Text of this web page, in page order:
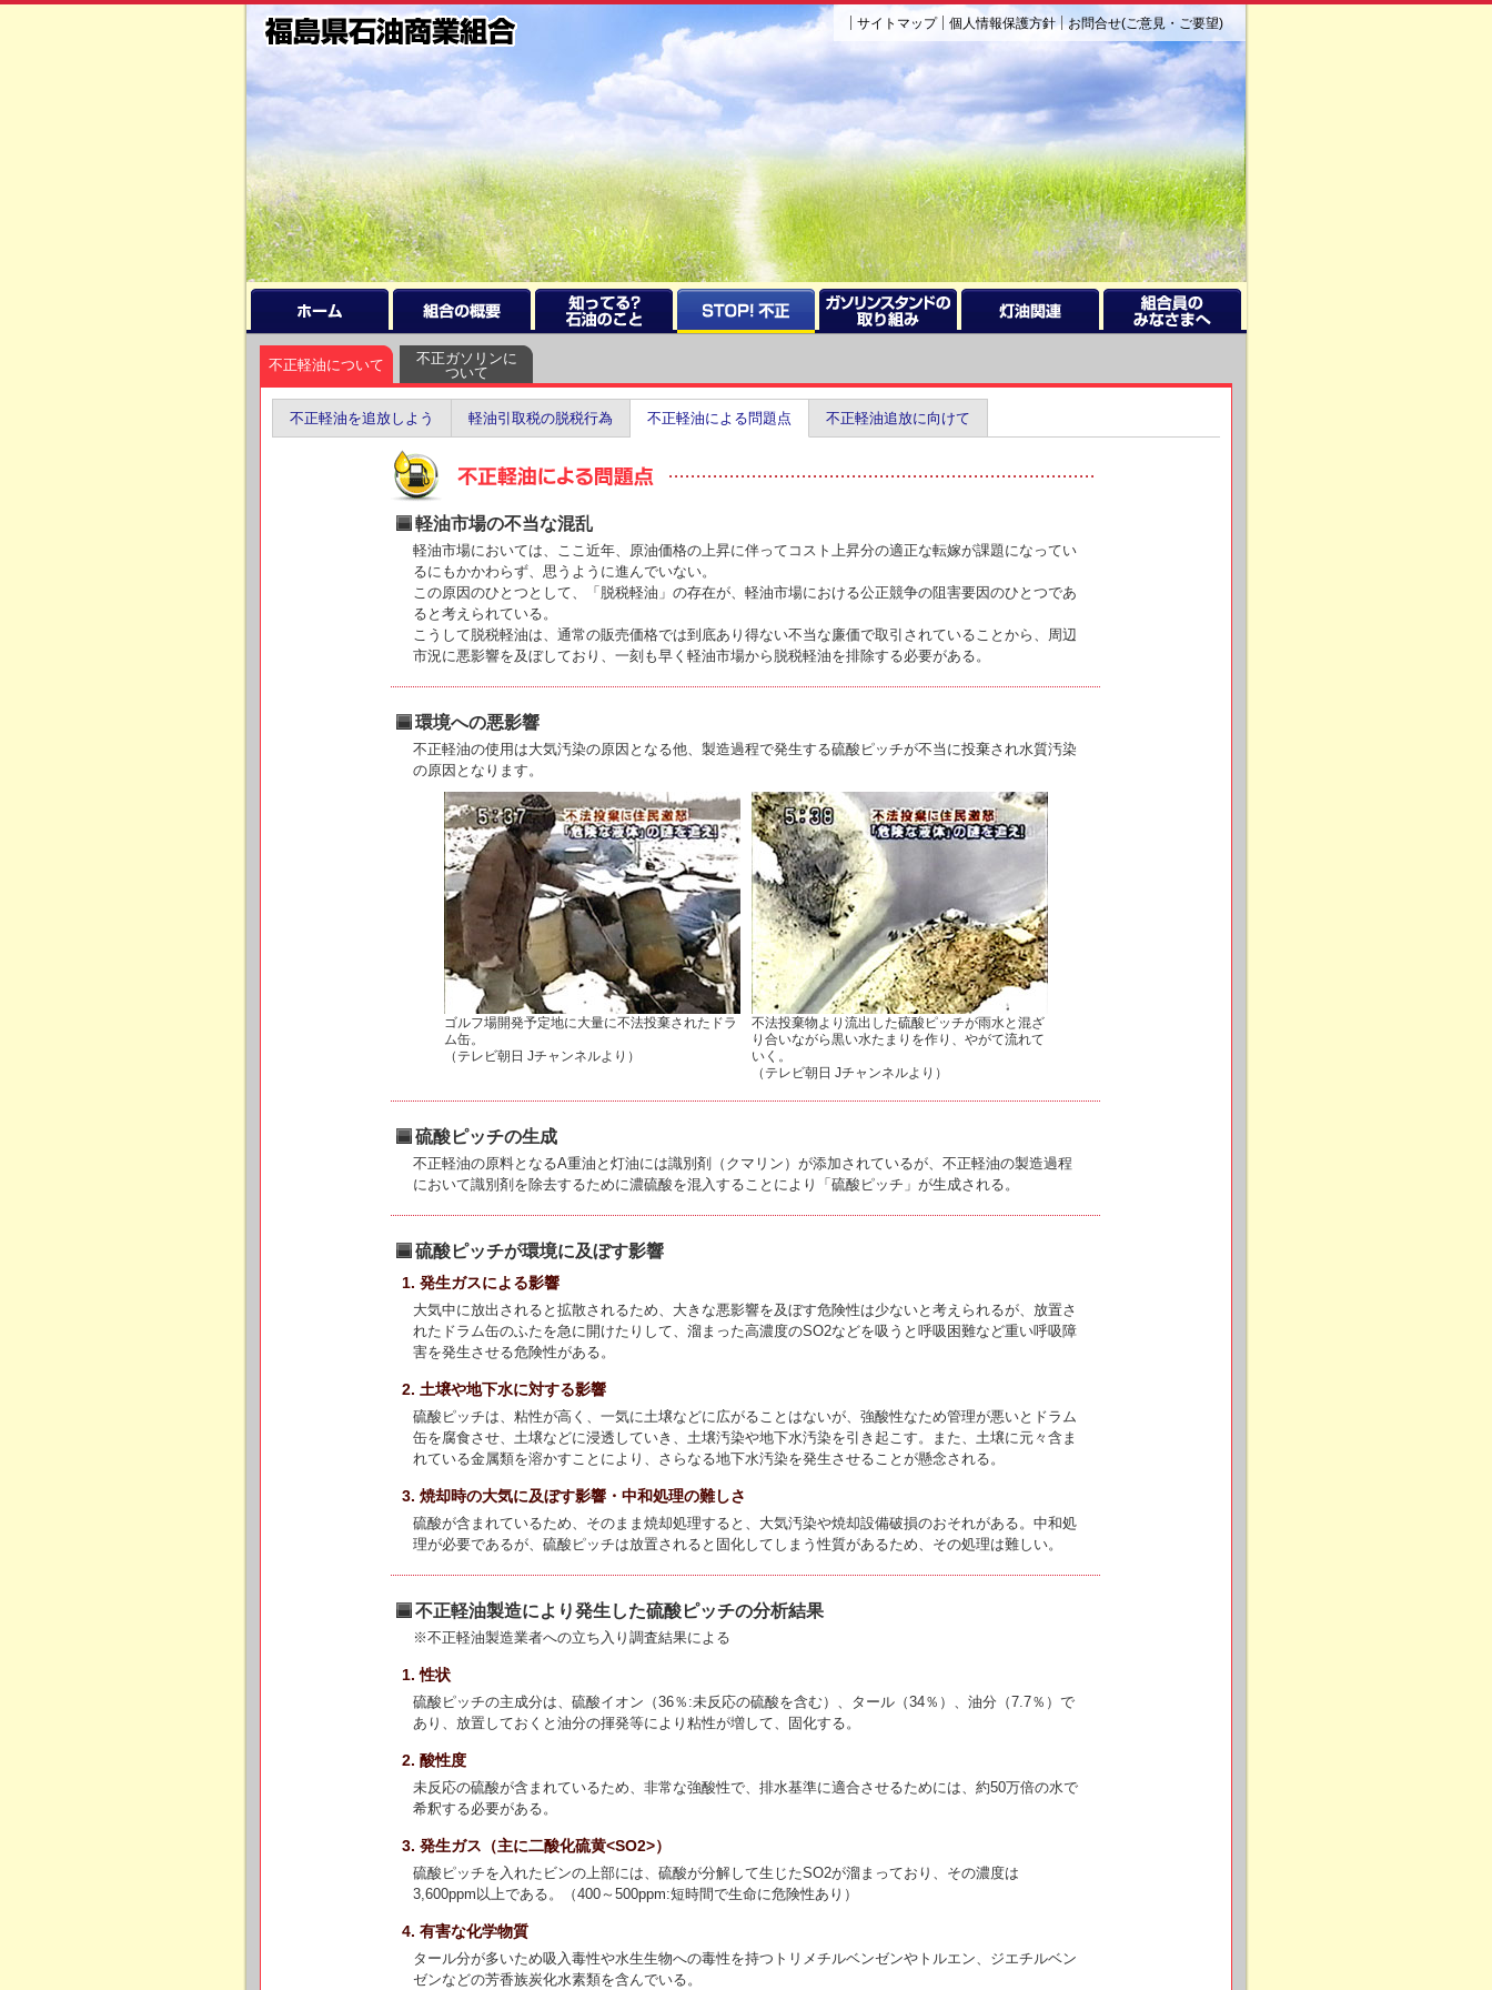
サイトマップ 個人情報保護方針 お問合せ(ご意見・ご要望)
不正軽油について
不正ガソリンに
ついて
不正軽油を追放しよう 軽油引取税の脱税行為 不正軽油による問題点 不正軽油追放に向けて
軽油市場の不当な混乱
軽油市場においては、ここ近年、原油価格の上昇に伴ってコスト上昇分の適正な転嫁が課題になってい
るにもかかわらず、思うように進んでいない。
この原因のひとつとして、「脱税軽油」の存在が、軽油市場における公正競争の阻害要因のひとつであ
ると考えられている。
こうして脱税軽油は、通常の販売価格では到底あり得ない不当な廉価で取引されていることから、周辺
市況に悪影響を及ぼしており、一刻も早く軽油市場から脱税軽油を排除する必要がある。
環境への悪影響
不正軽油の使用は大気汚染の原因となる他、製造過程で発生する硫酸ピッチが不当に投棄され水質汚染
の原因となります。
ゴルフ場開発予定地に大量に不法投棄されたドラ
ム缶。
（テレビ朝日 Jチャンネルより）
不法投棄物より流出した硫酸ピッチが雨水と混ざ
り合いながら黒い水たまりを作り、やがて流れて
いく。
（テレビ朝日 Jチャンネルより）
硫酸ピッチの生成
不正軽油の原料となるA重油と灯油には識別剤（クマリン）が添加されているが、不正軽油の製造過程
において識別剤を除去するために濃硫酸を混入することにより「硫酸ピッチ」が生成される。
硫酸ピッチが環境に及ぼす影響
1. 発生ガスによる影響
大気中に放出されると拡散されるため、大きな悪影響を及ぼす危険性は少ないと考えられるが、放置さ
れたドラム缶のふたを急に開けたりして、溜まった高濃度のSO2などを吸うと呼吸困難など重い呼吸障
害を発生させる危険性がある。
2. 土壌や地下水に対する影響
硫酸ピッチは、粘性が高く、一気に土壌などに広がることはないが、強酸性なため管理が悪いとドラム
缶を腐食させ、土壌などに浸透していき、土壌汚染や地下水汚染を引き起こす。また、土壌に元々含ま
れている金属類を溶かすことにより、さらなる地下水汚染を発生させることが懸念される。
3. 焼却時の大気に及ぼす影響・中和処理の難しさ
硫酸が含まれているため、そのまま焼却処理すると、大気汚染や焼却設備破損のおそれがある。中和処
理が必要であるが、硫酸ピッチは放置されると固化してしまう性質があるため、その処理は難しい。
不正軽油製造により発生した硫酸ピッチの分析結果
※不正軽油製造業者への立ち入り調査結果による
1. 性状
硫酸ピッチの主成分は、硫酸イオン（36％:未反応の硫酸を含む）、タール（34％）、油分（7.7％）で
あり、放置しておくと油分の揮発等により粘性が増して、固化する。
2. 酸性度
未反応の硫酸が含まれているため、非常な強酸性で、排水基準に適合させるためには、約50万倍の水で
希釈する必要がある。
3. 発生ガス（主に二酸化硫黄<SO2>）
硫酸ピッチを入れたビンの上部には、硫酸が分解して生じたSO2が溜まっており、その濃度は
3,600ppm以上である。（400～500ppm:短時間で生命に危険性あり）
4. 有害な化学物質
タール分が多いため吸入毒性や水生生物への毒性を持つトリメチルベンゼンやトルエン、ジエチルベン
ゼンなどの芳香族炭化水素類を含んでいる。